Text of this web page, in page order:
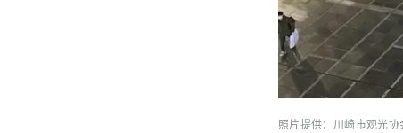
照片提供：川崎市观光协